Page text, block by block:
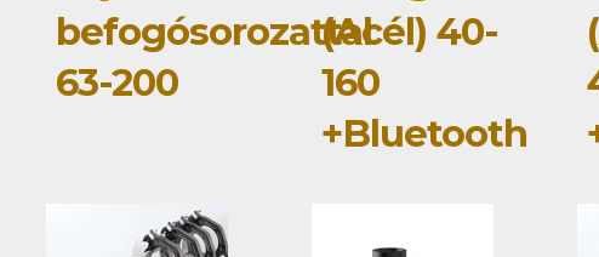
befogósorozattal
63-200
(Acél) 40-
160
+Bluetooth